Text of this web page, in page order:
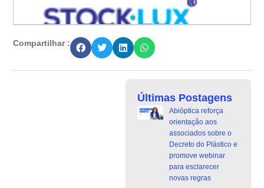
Compartilhar :
Últimas Postagens
Abióptica reforça
orientação aos
associados sobre o
Decreto do Plástico e
promove webinar
para esclarecer
novas regras